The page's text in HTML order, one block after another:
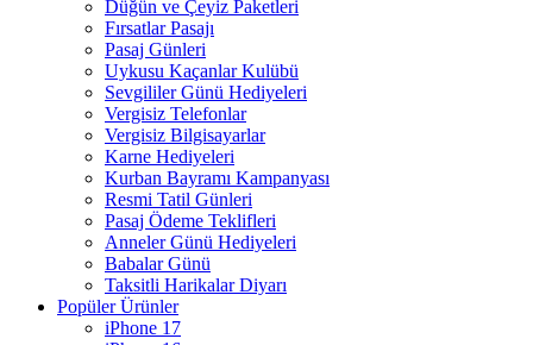
Düğün ve Çeyiz Paketleri
Fırsatlar Pasajı
Pasaj Günleri
Uykusu Kaçanlar Kulübü
Sevgililer Günü Hediyeleri
Vergisiz Telefonlar
Vergisiz Bilgisayarlar
Karne Hediyeleri
Kurban Bayramı Kampanyası
Resmi Tatil Günleri
Pasaj Ödeme Teklifleri
Anneler Günü Hediyeleri
Babalar Günü
Taksitli Harikalar Diyarı
Popüler Ürünler
iPhone 17